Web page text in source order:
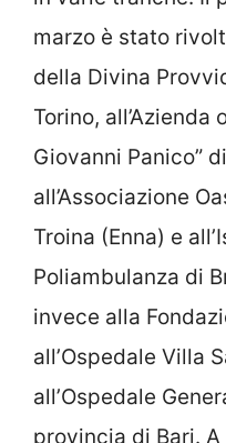
marzo è stato
della Divina
Torino, all’Azienda
Giovanni Panico”
all’Associazione
Troina (Enna) e
Poliambulanza di
invece alla
all’Ospedale Villa
all’Ospedale
provincia di Bari.